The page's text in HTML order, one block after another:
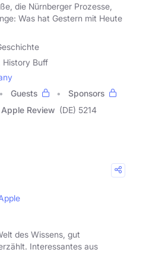
die Nürnberger Prozesse,
Was hat Gestern mit Heute
History Buff
Guests
Sponsors
Apple Review (DE) 5214
des Wissens, gut
Interessantes aus